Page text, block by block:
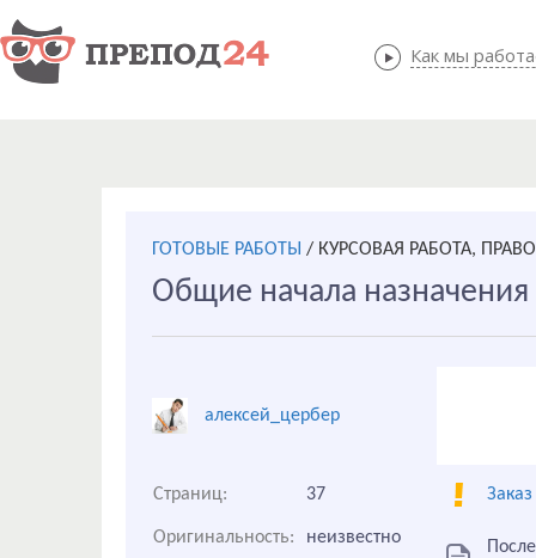
Как мы
Как мы
ГОТОВЫЕ РАБОТЫ / КУРСОВАЯ РАБОТА,
Общие начала назначения
алексей_цербер
Страниц: 37
Оригинальность: неизвестно